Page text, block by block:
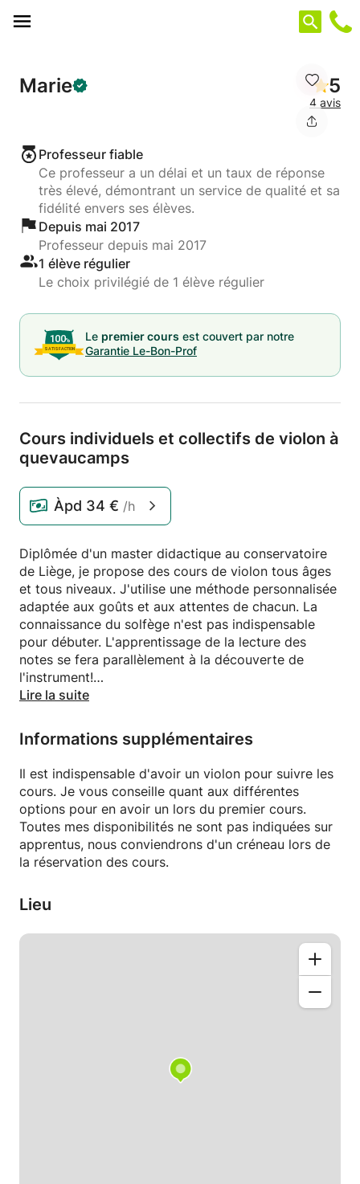
Marie 5
4 avis
Professeur fiable
Ce professeur a un délai et un taux de réponse
très élevé, démontrant un service de qualité et sa
fidélité envers ses élèves.
Depuis mai 2017
Professeur depuis mai 2017
1 élève régulier
Le choix privilégié de 1 élève régulier
Le premier cours est couvert par notre
Garantie Le-Bon-Prof
Cours individuels et collectifs de violon à
quevaucamps
Àpd 34 € /h
Diplômée d'un master didactique au conservatoire
de Liège, je propose des cours de violon tous âges
et tous niveaux. J'utilise une méthode personnalisée
adaptée aux goûts et aux attentes de chacun. La
connaissance du solfège n'est pas indispensable
pour débuter. L'apprentissage de la lecture des
notes se fera parallèlement à la découverte de
l'instrument!
Je peux prêter un violon pour débuter.
souhaiter apprendre avec un(e) ami(e)!
Contactez-moi pour plus d'infos!
Lire la suite
Informations supplémentaires
Il est indispensable d'avoir un violon pour suivre les
cours. Je vous conseille quant aux différentes
options pour en avoir un lors du premier cours.
Toutes mes disponibilités ne sont pas indiquées sur
apprentus, nous conviendrons d'un créneau lors de
la réservation des cours.
Lieu